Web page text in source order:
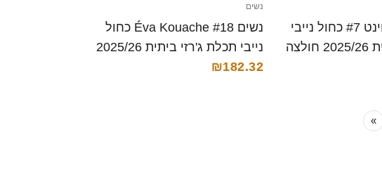
נשים אנזו קופי וינט #7 כחול נייבי
תכלת ג'רזי ביתית 2025/26 חולצה
נשים
נשים Éva Kouache #18 כחול
נייבי תכלת ג'רזי ביתית 2025/26
חולצה קצרה
₪182.32
»